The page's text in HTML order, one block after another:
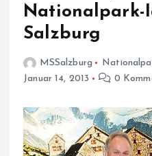
Nationalpark-
Salzburg
MSSalzburg
Januar 14, 2013
0